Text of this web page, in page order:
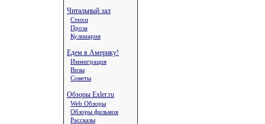
Читальный зал
Стихи
Проза
Кулинария
Едем в Америку!
Иммиграция
Визы
Советы
Обзоры Exler.ru
Web Обзоры
Обзоры фильмов
Рассказы